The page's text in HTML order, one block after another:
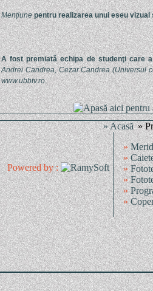
Mențiunepentru realizarea unui eseu vizual
A fost premiată echipa de studenţi care
Andrei Candrea, Cezar Candrea (Universul
www.ubbtv.ro.
» Acasă »
Powered by :
»
»
»
»
»
»